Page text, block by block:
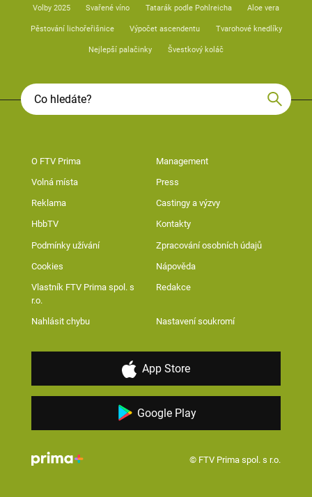
Volby 2025 Svařené víno Tatarák podle Pohlreicha Aloe vera
Pěstování lichořeřišnice Výpočet ascendentu Tvarohové knedlíky
Nejlepší palačinky Švestkový koláč
O FTV Prima Management
Volná místa Press
Reklama Castingy a výzvy
HbbTV Kontakty
Podmínky užívání Zpracování osobních údajů
Cookies Nápověda
Vlastník FTV Prima spol. s
r.o.
Redakce
Nahlásit chybu Nastavení soukromí
App Store
Google Play
© FTV Prima spol. s r.o.